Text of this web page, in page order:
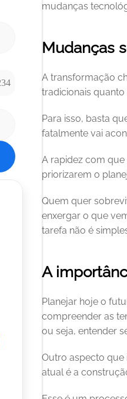
mudanças
Mudanças
A transformação
tradicionais
Para isso, basta
fatalmente vai
A rapidez com
priorizarem o
Quem quer
enxergar o que
tarefa não é
A
Planejar hoje o
compreender as
ou seja, entender
Outro aspecto
atual é a